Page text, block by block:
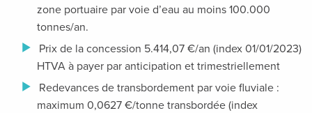
zone portuaire par voie d’eau au moins 100.000
tonnes/an.
Prix de la concession 5.414,07 €/an (index 01/01/2023)
HTVA à payer par anticipation et trimestriellement
Redevances de transbordement par voie fluviale :
maximum 0,0627 €/tonne transbordée (index